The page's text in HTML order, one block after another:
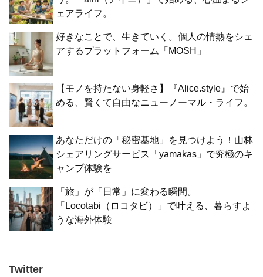
ェアライフ。
好きなことで、生きていく。個人の情熱をシェ
アするプラットフォーム「MOSH」
【モノを持たない身軽さ】『Alice.style』で始
める、賢くて自由なニューノーマル・ライフ。
あなただけの「秘密基地」を見つけよう！山林
シェアリングサービス「yamakas」で究極のキ
ャンプ体験を
「旅」が「日常」に変わる瞬間。
「Locotabi（ロコタビ）」で叶える、暮らすよ
うな海外体験
Twitter